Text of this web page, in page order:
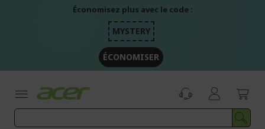
Économisez plus avec le code :
MYSTERY
ÉCONOMISER